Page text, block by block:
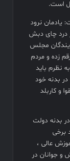
است.
یادمان نرود
درد چای دبش
مجلس
زده و مردم
نظرم باید
در بدنه خود
و کاربلد
بدنه دولت
برخی
عالی ،
جوانان در